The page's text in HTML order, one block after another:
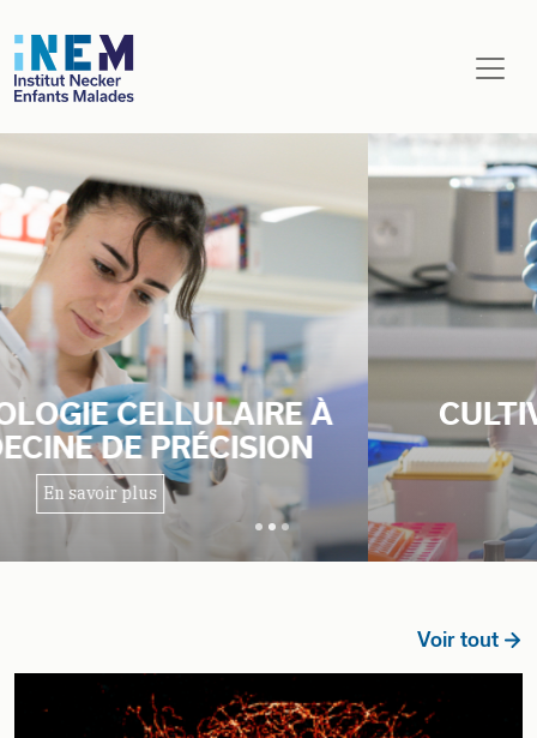
CULTIVER EXCELLENCE ET
INNOVATION
En savoir plus
Voir tout